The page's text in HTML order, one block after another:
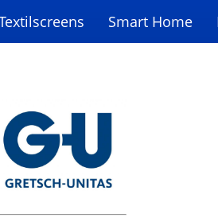
Smart Home